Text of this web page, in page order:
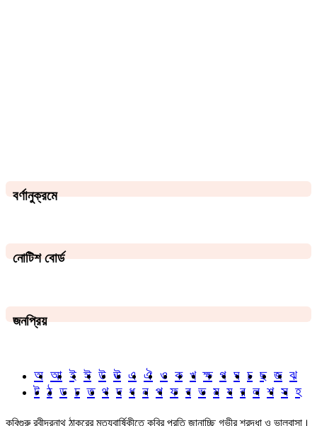
বর্ণানুক্রমে
নোটিশ বোর্ড
জনপ্রিয়
অ আ ই ঈ উ ঊ এ ঐ ও ক খ ক্ষ গ ঘ চ ছ জ ঝ
ট ঠ ড ঢ ত থ দ ধ ন প ফ ব ভ ম য র ল শ স হ
কবিগুরু রবীন্দ্রনাথ ঠাকুরের মৃত্যুবার্ষিকীতে কবির প্রতি জানাচ্ছি গভীর শ্রদ্ধা ও ভালবাসা।